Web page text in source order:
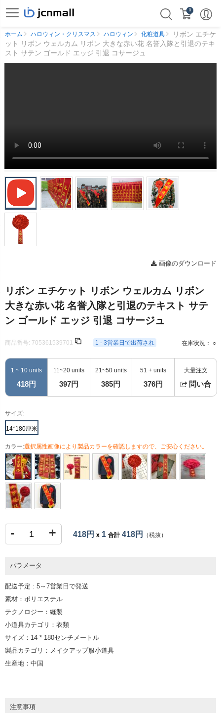
0
ホーム ハロウィン・クリスマス ハロウィン 化粧道具
リボン エチケ
ット リボン ウェルカム リボン 大きな赤い花 名誉入隊と引退のテキ
スト サテン ゴールド エッジ 引退 コサージュ
画像のダウンロード
リボン エチケット リボン ウェルカム リボン
大きな赤い花 名誉入隊と引退のテキスト サテ
ン ゴールド エッジ 引退 コサージュ
商品番号: 705361539701 1 - 3営業日で出荷され 在庫状況： ○
1 ~ 10 units
418円
11~20 units
397円
21~50 units
385円
51 + units
376円
大量注文
問い合
サイズ:
14*180厘米
カラー:選択属性画像により製品カラーを確認しますので、ご安心ください。
- + 418円 x 1 合計418円 （税抜）
パラメータ
配送予定 : 5～7営業日で発送
素材：ポリエステル
テクノロジー：縫製
小道具カテゴリ：衣類
サイズ：14 * 180センチメートル
製品カテゴリ：メイクアップ服小道具
生産地：中国
注意事項